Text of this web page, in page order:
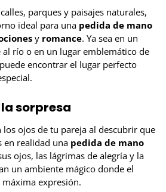
parques y paisajes naturales,
ideal para una pedida de mano
y romance. Ya sea en un
río o en un lugar emblemático de
encontrar el lugar perfecto
sorpresa
los ojos de tu pareja al descubrir que
en realidad una pedida de mano
ojos, las lágrimas de alegría y la
un ambiente mágico donde el
máxima expresión.